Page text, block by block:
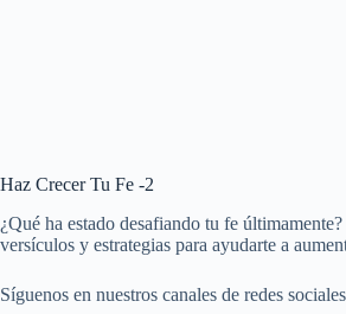
Haz Crecer Tu Fe -2
¿Qué ha estado desafiando tu fe
versículos y estrategias para ayudarte a
Síguenos en nuestros canales de redes sociales